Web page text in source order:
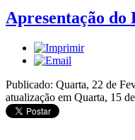
Apresentação do
Publicado: Quarta, 22 de
atualização em Quarta, 15